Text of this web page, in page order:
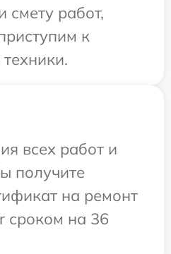
смету работ,
к
всех работ и
получите
на ремонт
сроком на 36